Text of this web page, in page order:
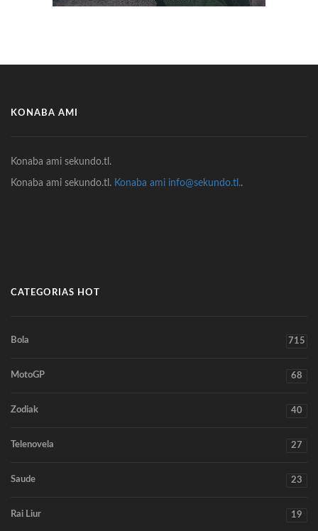
KONABA AMI
Konaba ami sekundo.tl.
Konaba ami sekundo.tl. Konaba ami info@sekundo.tl..
CATEGORIAS HOT
Bola 715
MotoGP 68
Zodiak 40
Telenovela 27
Saude 23
Rai Liur 19